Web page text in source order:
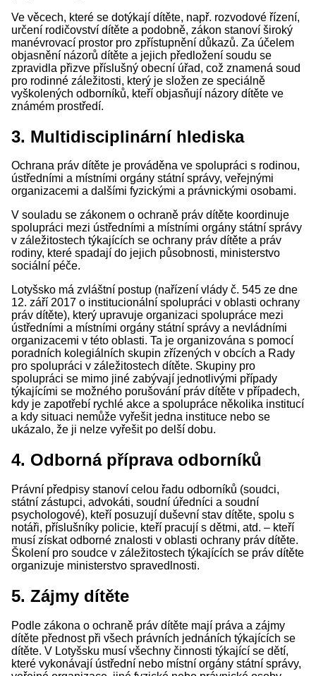
Ve věcech, které se dotýkají dítěte, např. rozvodové řízení,
určení rodičovství dítěte a podobně, zákon stanoví široký
manévrovací prostor pro zpřístupnění důkazů. Za účelem
objasnění názorů dítěte a jejich předložení soudu se
zpravidla přizve příslušný obecní úřad, což znamená soud
pro rodinné záležitosti, který je složen ze speciálně
vyškolených odborníků, kteří objasňují názory dítěte ve
známém prostředí.
3. Multidisciplinární hlediska
Ochrana práv dítěte je prováděna ve spolupráci s rodinou,
ústředními a místními orgány státní správy, veřejnými
organizacemi a dalšími fyzickými a právnickými osobami.
V souladu se zákonem o ochraně práv dítěte koordinuje
spolupráci mezi ústředními a místními orgány státní správy
v záležitostech týkajících se ochrany práv dítěte a práv
rodiny, které spadají do jejich působnosti, ministerstvo
sociální péče.
Lotyšsko má zvláštní postup (nařízení vlády č. 545 ze dne
12. září 2017 o institucionální spolupráci v oblasti ochrany
práv dítěte), který upravuje organizaci spolupráce mezi
ústředními a místními orgány státní správy a nevládními
organizacemi v této oblasti. Ta je organizována s pomocí
poradních kolegiálních skupin zřízených v obcích a Rady
pro spolupráci v záležitostech dítěte. Skupiny pro
spolupráci se mimo jiné zabývají jednotlivými případy
týkajícími se možného porušování práv dítěte v případech,
kdy je zapotřebí rychlé akce a spolupráce několika institucí
a kdy situaci nemůže vyřešit jedna instituce nebo se
ukázalo, že ji nelze vyřešit po delší dobu.
4. Odborná příprava odborníků
Právní předpisy stanoví celou řadu odborníků (soudci,
státní zástupci, advokáti, soudní úředníci a soudní
psychologové), kteří posuzují duševní stav dítěte, spolu s
notáři, příslušníky policie, kteří pracují s dětmi, atd. – kteří
musí získat odborné znalosti v oblasti ochrany práv dítěte.
Školení pro soudce v záležitostech týkajících se práv dítěte
organizuje ministerstvo spravedlnosti.
5. Zájmy dítěte
Podle zákona o ochraně práv dítěte mají práva a zájmy
dítěte přednost při všech právních jednáních týkajících se
dítěte. V Lotyšsku musí všechny činnosti týkající se dětí,
které vykonávají ústřední nebo místní orgány státní správy,